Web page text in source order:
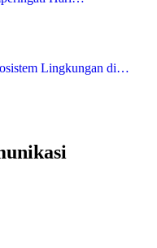
Lingkungan di…